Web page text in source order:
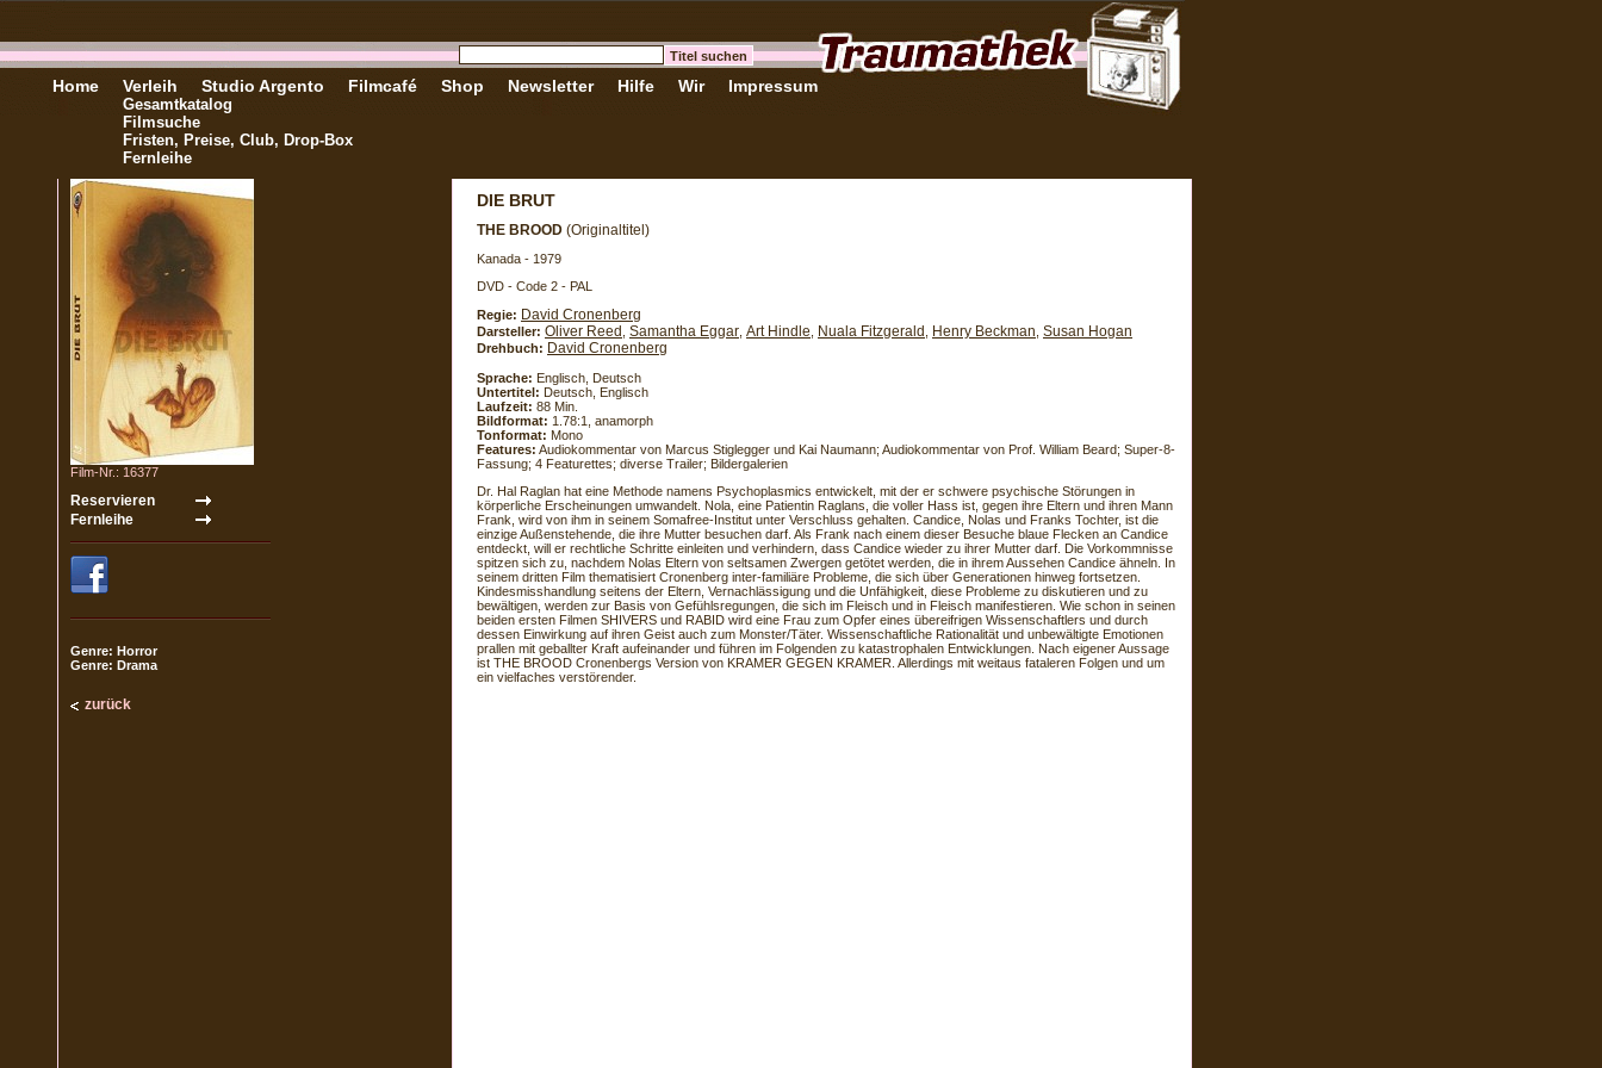
Home Verleih
Gesamtkatalog
Filmsuche
Fristen, Preise, Club, Drop-Box
Fernleihe
Studio Argento Filmcafé Shop Newsletter Hilfe Wir Impressum
Film-Nr.: 16377
Genre: Horror
Genre: Drama
zurück
DIE BRUT
THE BROOD (Originaltitel)
Kanada - 1979
DVD - Code 2 - PAL
Regie: David Cronenberg
Darsteller: Oliver Reed Samantha Eggar Art Hindle Nuala Fitzgerald Henry Beckman Susan Hogan
Drehbuch: David Cronenberg
Sprache: Englisch, Deutsch
Untertitel: Deutsch, Englisch
Laufzeit: 88 Min.
Bildformat: 1.78:1, anamorph
Tonformat: Mono
Features: Audiokommentar von Marcus Stiglegger und Kai Naumann; Audiokommentar von Prof. William Beard; Super-8-
Fassung; 4 Featurettes; diverse Trailer; Bildergalerien
Dr. Hal Raglan hat eine Methode namens Psychoplasmics entwickelt, mit der er schwere psychische Störungen in
körperliche Erscheinungen umwandelt. Nola, eine Patientin Raglans, die voller Hass ist, gegen ihre Eltern und ihren Mann
Frank, wird von ihm in seinem Somafree-Institut unter Verschluss gehalten. Candice, Nolas und Franks Tochter, ist die
einzige Außenstehende, die ihre Mutter besuchen darf. Als Frank nach einem dieser Besuche blaue Flecken an Candice
entdeckt, will er rechtliche Schritte einleiten und verhindern, dass Candice wieder zu ihrer Mutter darf. Die Vorkommnisse
spitzen sich zu, nachdem Nolas Eltern von seltsamen Zwergen getötet werden, die in ihrem Aussehen Candice ähneln. In
seinem dritten Film thematisiert Cronenberg inter-familiäre Probleme, die sich über Generationen hinweg fortsetzen.
Kindesmisshandlung seitens der Eltern, Vernachlässigung und die Unfähigkeit, diese Probleme zu diskutieren und zu
bewältigen, werden zur Basis von Gefühlsregungen, die sich im Fleisch und in Fleisch manifestieren. Wie schon in seinen
beiden ersten Filmen SHIVERS und RABID wird eine Frau zum Opfer eines übereifrigen Wissenschaftlers und durch
dessen Einwirkung auf ihren Geist auch zum Monster/Täter. Wissenschaftliche Rationalität und unbewältigte Emotionen
prallen mit geballter Kraft aufeinander und führen im Folgenden zu katastrophalen Entwicklungen. Nach eigener Aussage
ist THE BROOD Cronenbergs Version von KRAMER GEGEN KRAMER. Allerdings mit weitaus fataleren Folgen und um
ein vielfaches verstörender.